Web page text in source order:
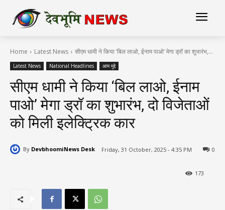
Home Latest News सीएम धामी ने किया ‘बिल लाओ, ईनाम पाओ’ मेगा ड्रॉ का शुभारंभ,...
Latest News National Headlines आम मुद्दे
सीएम धामी ने किया ‘बिल लाओ, ईनाम
पाओ’ मेगा ड्रॉ का शुभारंभ, दो विजेताओं
को मिली इलेक्ट्रिक कार
By DevbhoomiNews Desk Friday, 31 October, 2025 - 4:35 PM 0
173